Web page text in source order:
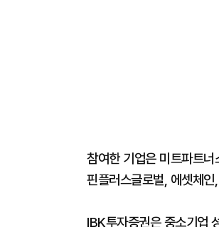
참여한 기업은 미트파트
핀플러스글로벌, 에셋체
IBK투자증권은 중소기업